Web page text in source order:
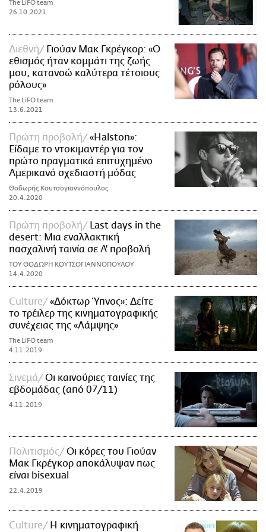
The LiFO team
26.10.2021
Διεθνή
Γιούαν Μακ Γκρέγκορ: «Ο
εθισμός ήταν κομμάτι της ζωής
μου, κατανοώ καλύτερα τέτοιους
ρόλους»
The LiFO team
13.6.2021
Πρώτη προβολή
«Halston»:
Είδαμε το ντοκιμαντέρ για τον
πρώτο πραγματικά επιτυχημένο
Αμερικανό σχεδιαστή μόδας
Θοδωρής Κουτσογιαννόπουλος
20.4.2020
Πρώτη προβολή
Last days in the
desert: Μια εναλλακτική
πασχαλινή ταινία σε Α' προβολή
ΤΟΥ ΘΟΔΩΡΗ ΚΟΥΤΣΟΓΙΑΝΝΟΠΟΥΛΟΥ
14.4.2020
Culture
«Δόκτωρ Ύπνος»: Δείτε
το τρέιλερ της κινηματογραφικής
συνέχειας της «Λάμψης»
The LiFO team
4.11.2019
Σινεμά
Οι καινούριες ταινίες της
εβδομάδας (από 07/11)
4.11.2019
Πολιτισμός
Οι κόρες του Γιούαν
Μακ Γκρέγκορ αποκάλυψαν πως
είναι bisexual
22.4.2019
Culture
Η κινηματογραφική